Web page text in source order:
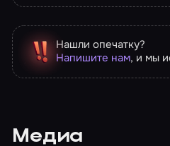
Нашли опечатку?
Напишите нам, и мы
Медиа